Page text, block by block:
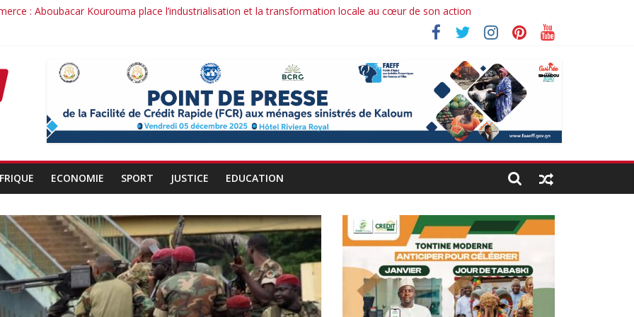
: Aboubacar Kourouma place l’industrialisation et la transformation locale au cœur de son action
: la confiance renouvelée envers un homme de résultats
d’un officier au service du Président et de son pays.
ECONOMIE SPORT JUSTICE EDUCATION